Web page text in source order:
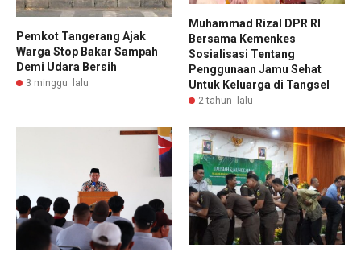
Pemkot Tangerang Ajak
Warga Stop Bakar Sampah
Demi Udara Bersih
3 minggu lalu
Muhammad Rizal DPR RI
Bersama Kemenkes
Sosialisasi Tentang
Penggunaan Jamu Sehat
Untuk Keluarga di Tangsel
2 tahun lalu